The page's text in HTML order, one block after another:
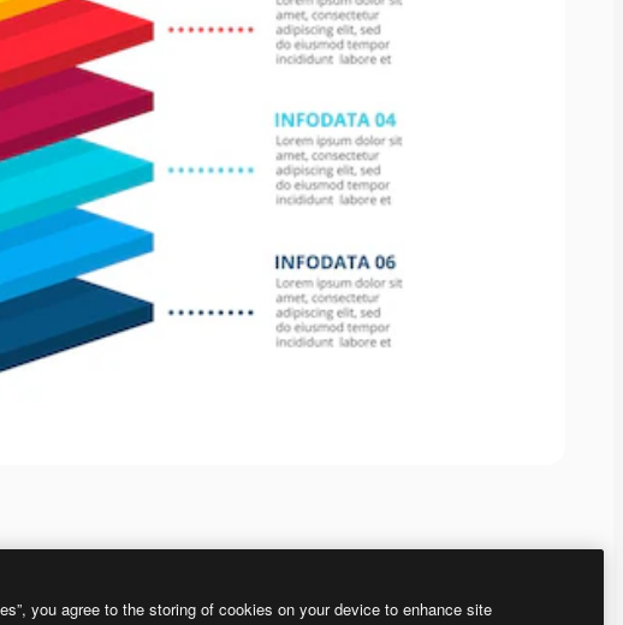
you agree to the storing of cookies on your device to enhance site